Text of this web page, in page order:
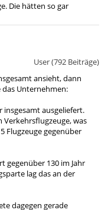
Die hätten so gar
User (792 Beiträge)
ansieht, dann
das Unternehmen:
insgesamt ausgeliefert.
was
Flugzeuge gegenüber
gegenüber 130 im Jahr
lag das an der
dagegen gerade